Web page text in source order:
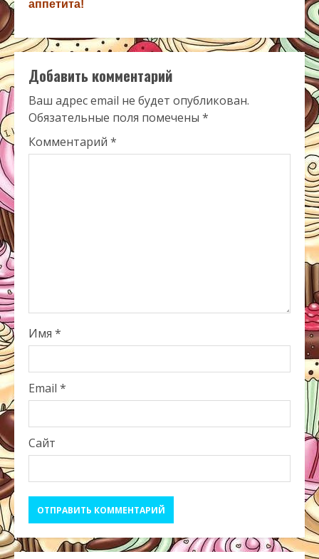
аппетита!
Добавить комментарий
Ваш адрес email не будет опубликован.
Обязательные поля помечены *
Комментарий *
Имя *
Email *
Сайт